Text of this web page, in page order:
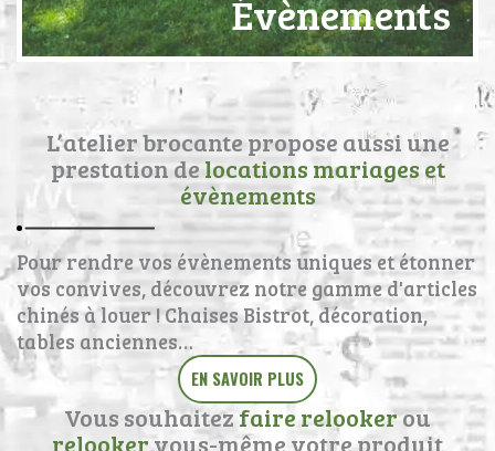
Évènements
L’atelier brocante propose aussi une
prestation de locations mariages et
évènements
Pour rendre vos évènements uniques et étonner
vos convives, découvrez notre gamme d'articles
chinés à louer ! Chaises Bistrot, décoration,
tables anciennes…
EN SAVOIR PLUS
Vous souhaitez faire relookerou
relookervous-même votre produit